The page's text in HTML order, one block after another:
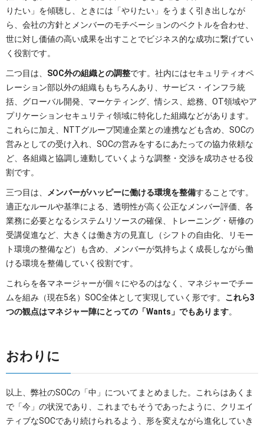
りたい」を傾聴し、ときには「やりたい」をうまく引き出しなが
ら、会社の方針とメンバーのモチベーションのベクトルを合わせ、
世に対し価値の高い成果を出すことでビジネス的な成功に繋げてい
く役割です。
二つ目は、 SOC外の組織との調整です。社内にはセキュリティオペ
レーション部以外の組織ももちろんあり、サービス・インフラ統
括、グローバル開発、マーケティング、情シス、総務、OT領域やア
プリケーションセキュリティ領域に特化した組織などがあります。
これらに加え、NTTグループ関連企業との連携なども含め、SOCの
営みとしての受け入れ、SOCの営みをするにあたっての協力依頼な
ど、各組織と協調し連動していくような調整・交渉を成功させる役
割です。
三つ目は、 メンバーがハッピーに働ける環境を整備することです。
適正なルールや基準による、透明性が高く公正なメンバー評価、各
業務に必要となるシステムリソースの確保、トレーニング・研修の
受講促進など、大きくは働き方の見直し（シフトの自由化、リモー
ト環境の整備など）も含め、メンバーが気持ちよく成長しながら働
ける環境を整備していく役割です。
これらを各マネージャーが個々にやるのはなく、マネジャーでチー
ムを組み（現在5名）SOC全体として実現していく形です。 これら3
つの観点はマネジャー陣にとっての「Wants」でもあります。
おわりに
以上、弊社のSOCの「中」についてまとめました。これらはあくま
で「今」の状況であり、これまでもそうであったように、クリエイ
ティブなSOCであり続けられるよう、形を変えながら進化していき